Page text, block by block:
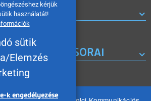
kérjük
használatát!
sütik
Elemzés
k engedélyezése
KORÁBBI MŰSORAI